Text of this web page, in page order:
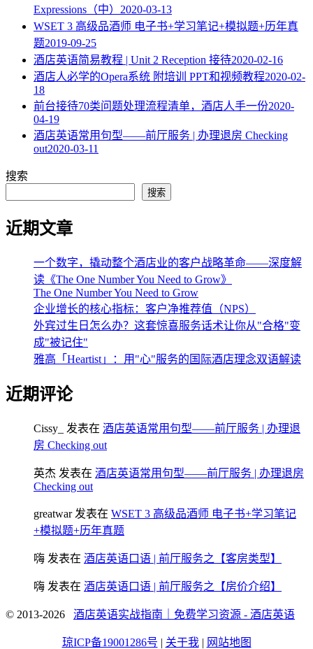
Expressions（中） 2020-03-13
WSET 3 高级品酒师 电子书+学习笔记+模拟题+历年真
题2019-09-25
酒店英语简易教程 | Unit 2 Reception 接待2020-02-16
酒店人必学的Opera系统 附培训 PPT和视频教程2020-02-
18
​前台接待70类问题处理流程清单，酒店人手一份2020-
04-19
酒店英语常用句型——前厅服务 | 办理退房 Checking
out2020-03-11
搜索
搜索
近期文章
一个数字，撬动整个酒店业的客户战略革命——深度解
读《The One Number You Need to Grow》
The One Number You Need to Grow
企业增长的核心指标：客户净推荐值（NPS）
外宾过生日怎么办？这套惊喜服务话术让你从"合格"变
成"被记住"
雅高「Heartist」：用"心"服务的国际酒店理念双语解读
近期评论
Cissy_ 发表在 酒店英语常用句型——前厅服务 | 办理退
房 Checking out
英杰 发表在 酒店英语常用句型——前厅服务 | 办理退房
Checking out
greatwar发表在 WSET 3 高级品酒师 电子书+学习笔记
+模拟题+历年真题
嗨 发表在 酒店英语口语 | 前厅服务之【客房类型】
嗨 发表在 酒店英语口语 | 前厅服务之【房价介绍】
© 2013-2026 酒店英语实战指南｜免费学习资源 - 酒店英语
琼ICP备19001286号 | 关于我 | 网站地图